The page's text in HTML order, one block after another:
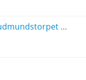
Moberg, Mobergs försök åfwan Gudmundstorpet på stadsens utmark